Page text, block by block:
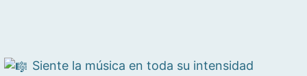
Siente la música en toda su intensidad